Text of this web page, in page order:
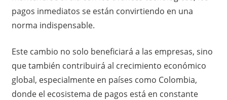
pagos inmediatos se están convirtiendo en una
norma indispensable.
Este cambio no solo beneficiará a las empresas, sino
que también contribuirá al crecimiento económico
global, especialmente en países como Colombia,
donde el ecosistema de pagos está en constante